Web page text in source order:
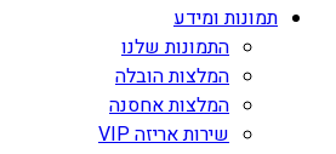
תמונות ומידע
התמונות שלנו
המלצות הובלה
המלצות אחסנה
שירות אריזה VIP